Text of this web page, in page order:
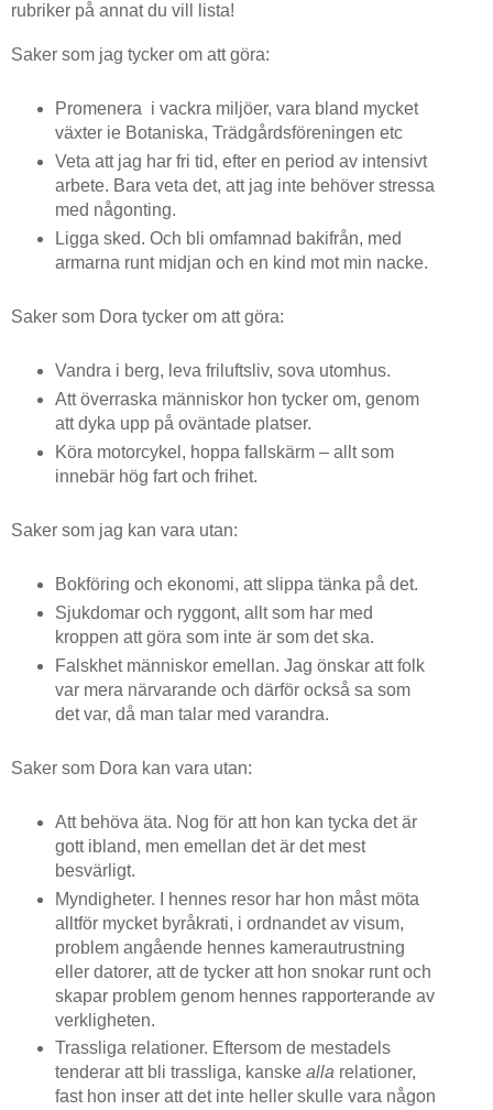
rubriker på annat du vill lista!
Saker som jag tycker om att göra:
Promenera i vackra miljöer, vara bland mycket
växter ie Botaniska, Trädgårdsföreningen etc
Veta att jag har fri tid, efter en period av intensivt
arbete. Bara veta det, att jag inte behöver stressa
med någonting.
Ligga sked. Och bli omfamnad bakifrån, med
armarna runt midjan och en kind mot min nacke.
Saker som Dora tycker om att göra:
Vandra i berg, leva friluftsliv, sova utomhus.
Att överraska människor hon tycker om, genom
att dyka upp på oväntade platser.
Köra motorcykel, hoppa fallskärm – allt som
innebär hög fart och frihet.
Saker som jag kan vara utan:
Bokföring och ekonomi, att slippa tänka på det.
Sjukdomar och ryggont, allt som har med
kroppen att göra som inte är som det ska.
Falskhet människor emellan. Jag önskar att folk
var mera närvarande och därför också sa som
det var, då man talar med varandra.
Saker som Dora kan vara utan:
Att behöva äta. Nog för att hon kan tycka det är
gott ibland, men emellan det är det mest
besvärligt.
Myndigheter. I hennes resor har hon måst möta
alltför mycket byråkrati, i ordnandet av visum,
problem angående hennes kamerautrustning
eller datorer, att de tycker att hon snokar runt och
skapar problem genom hennes rapporterande av
verkligheten.
Trassliga relationer. Eftersom de mestadels
tenderar att bli trassliga, kanske alla relationer,
fast hon inser att det inte heller skulle vara någon